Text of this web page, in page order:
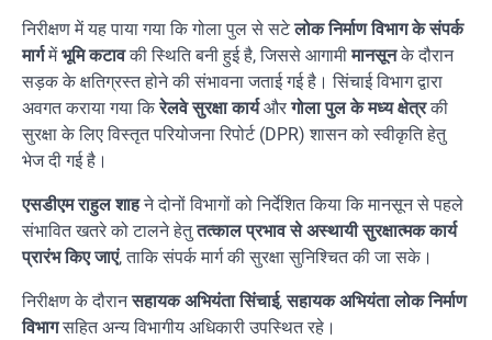
निरीक्षण में यह पाया गया कि गोला पुल से सटेलोक निर्माण विभाग के संपर्क
मार्गमेंभूमि कटावकी स्थिति बनी हुई है, जिससे आगामीमानसूनके दौरान
सड़क के क्षतिग्रस्त होने की संभावना जताई गई है। सिंचाई विभाग द्वारा
अवगत कराया गया किरेलवे सुरक्षा कार्यऔरगोला पुल के मध्य क्षेत्रकी
सुरक्षा के लिए विस्तृत परियोजना रिपोर्ट (DPR) शासन को स्वीकृति हेतु
भेज दी गई है।
एसडीएम राहुल शाहने दोनों विभागों को निर्देशित किया कि मानसून से पहले
संभावित खतरे को टालने हेतुतत्काल प्रभाव से अस्थायी सुरक्षात्मक कार्य
प्रारंभ किए जाएं, ताकि संपर्क मार्ग की सुरक्षा सुनिश्चित की जा सके।
निरीक्षण के दौरानसहायक अभियंता सिंचाई,सहायक अभियंता लोक निर्माण
विभागसहित अन्य विभागीय अधिकारी उपस्थित रहे।